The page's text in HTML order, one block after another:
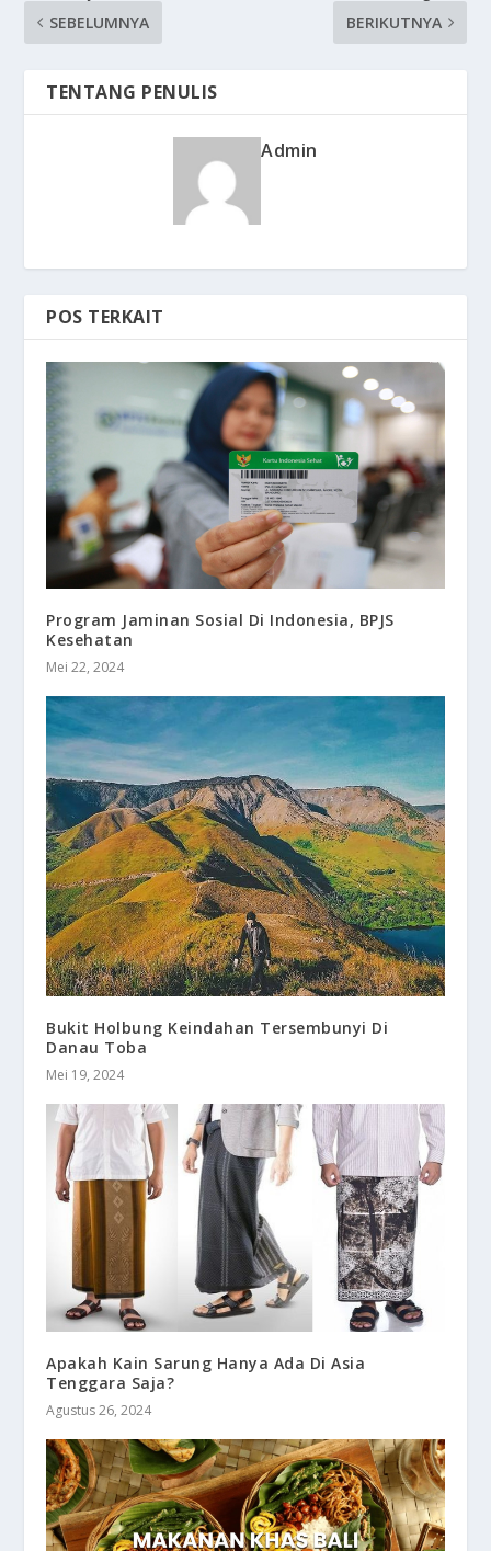
SEBELUMNYA
BERIKUTNYA
TENTANG PENULIS
Admin
POS TERKAIT
Program Jaminan Sosial Di Indonesia, BPJS
Kesehatan
Mei 22, 2024
Bukit Holbung Keindahan Tersembunyi Di
Danau Toba
Mei 19, 2024
Apakah Kain Sarung Hanya Ada Di Asia
Tenggara Saja?
Agustus 26, 2024